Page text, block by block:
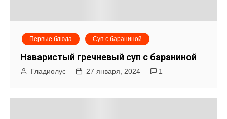
Первые блюда Суп с бараниной
Наваристый гречневый суп с бараниной
Гладиолус 27 января, 2024 1